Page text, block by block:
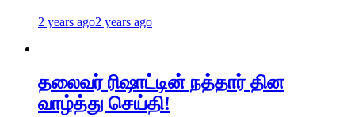
2 years ago2 years ago
தலைவர் ரிஷாட்டின் நத்தார் தின
வாழ்த்து செய்தி!